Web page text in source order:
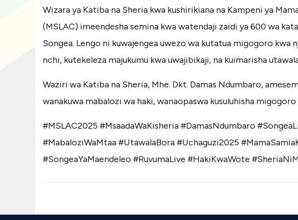
Wizara ya Katiba na Sheria kwa kushirikiana na Kampeni ya
(MSLAC) imeendesha semina kwa watendaji zaidi ya 600 wa
Songea. Lengo ni kuwajengea uwezo wa kutatua migogoro kwa
nchi, kutekeleza majukumu kwa uwajibikaji, na kuimarisha
Waziri wa Katiba na Sheria, Mhe. Dkt. Damas Ndumbaro,
wanakuwa mabalozi wa haki, wanaopaswa kusuluhisha
#MSLAC2025 #MsaadaWaKisheria#DamasNdumbaro
#MabaloziWaMtaa#UtawalaBora#Uchaguzi2025
#SongeaYaMaendeleo #RuvumaLive #HakiKwaWote